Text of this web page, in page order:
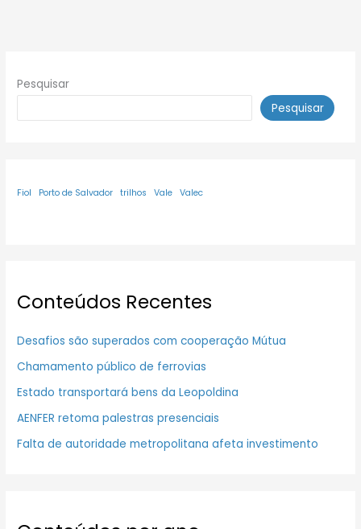
Pesquisar
Pesquisar
Fiol Porto de Salvador trilhos Vale Valec
Conteúdos Recentes
Desafios são superados com cooperação Mútua
Chamamento público de ferrovias
Estado transportará bens da Leopoldina
AENFER retoma palestras presenciais
Falta de autoridade metropolitana afeta investimento